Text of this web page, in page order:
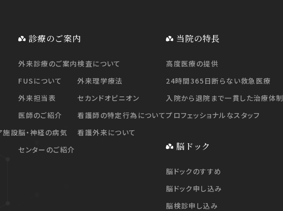
施設
診療のご案内
外来診療のご案内
FUSについて
外来担当表
医師のご紹介
脳・神経の病気
センターのご紹介
検査について
外来理学療法
セカンドオピニオン
看護師の特定行為について
看護外来について
当院の特長
高度医療の提供
24時間365日断らない救急医療
入院から退院まで一貫した治療体制
プロフェッショナルなスタッフ
脳ドック
脳ドックのすすめ
脳ドック申し込み
脳検診申し込み